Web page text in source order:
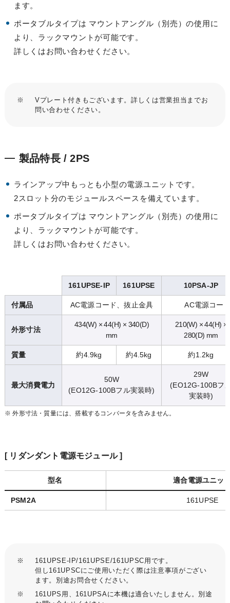
ます。
ポータブルタイプは マウントアングル（別売）の使用に
より、ラックマウントが可能です。
詳しくはお問い合わせください。
※
Vプレート付きもございます。詳しくは営業担当までお
問い合わせください。
製品特長 / 2PS
ラインアップ中もっとも小型の電源ユニットです。
2スロット分のモジュールスペースを備えています。
ポータブルタイプは マウントアングル（別売）の使用に
より、ラックマウントが可能です。
詳しくはお問い合わせください。
161UPSE-IP 161UPSE 10PSA-JP
付属品 AC電源コード、抜止金具 AC電源コー
外形寸法
434(W) × 44(H) × 340(D)
mm
210(W) × 44(H) ×
280(D) mm
質量 約4.9kg 約4.5kg 約1.2kg
最大消費電力
50W
(EO12G-100Bフル実装時)
29W
(EO12G-100Bフ
実装時)
※ 外形寸法・質量には、搭載するコンバータを含みません。
[ リダンダント電源モジュール ]
型名 適合電源ユニッ
PSM2A 161UPSE
※
161UPSE-IP/161UPSE/161UPSC用です。
但し161UPSCにご使用いただく際は注意事項がござい
ます。別途お問合せください。
※
161UPS用、161UPSAに本機は適合いたしません。別途
ウォッチリスト